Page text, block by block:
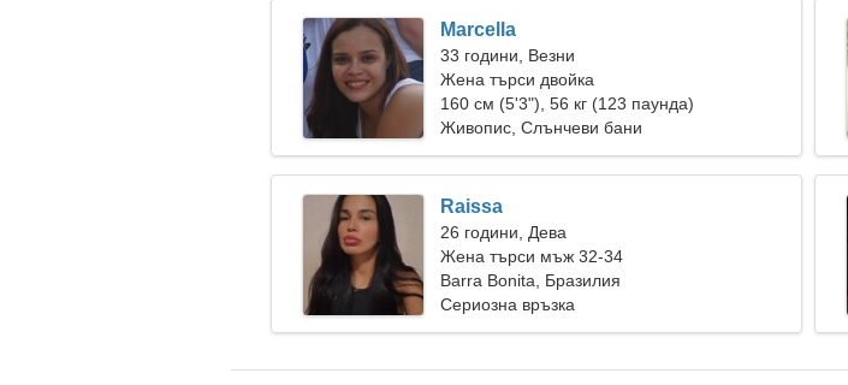
Marcella
33 години, Везни
Жена търси двойка
160 см (5'3"), 56 кг (123 паунда)
Живопис, Слънчеви бани
Raissa
26 години, Дева
Жена търси мъж 32-34
Barra Bonita, Бразилия
Сериозна връзка